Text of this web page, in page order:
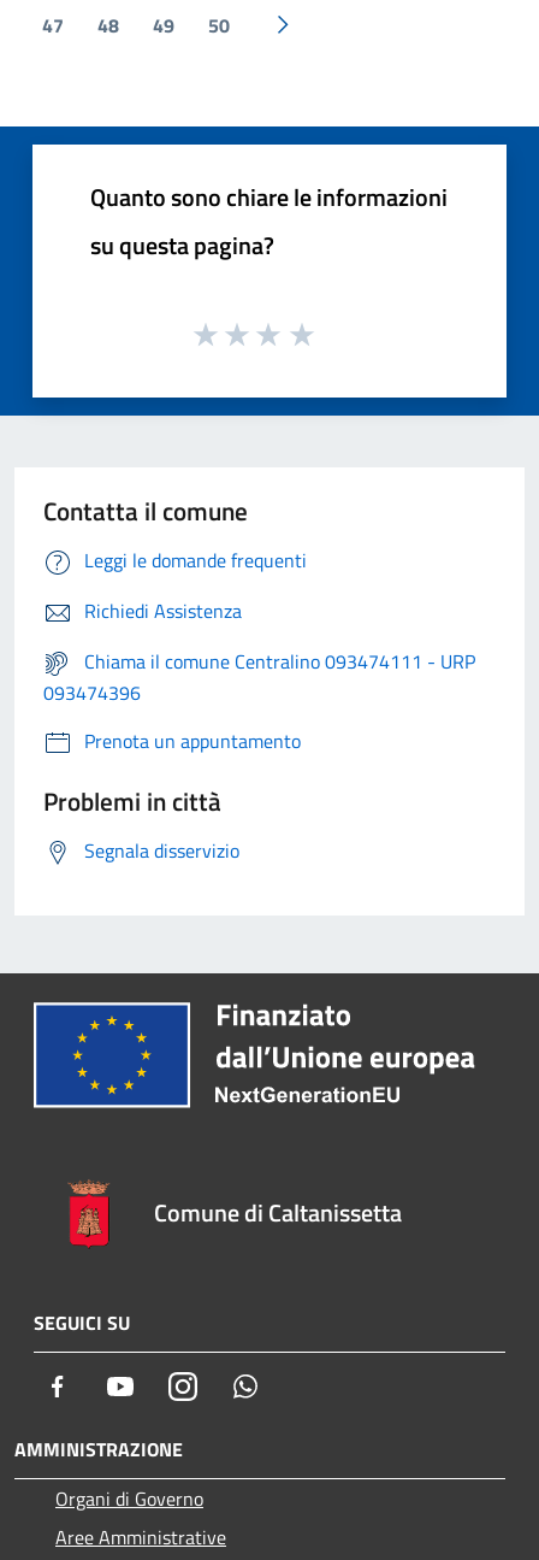
47 48 49 50 Pagina successiva
Quanto sono chiare le informazioni
su questa pagina?
Contatta il comune
Leggi le domande frequenti
Richiedi Assistenza
Chiama il comune Centralino 093474111 - URP
093474396
Prenota un appuntamento
Problemi in città
Segnala disservizio
Comune di Caltanissetta
SEGUICI SU
Facebook YoutubeInstagram
AMMINISTRAZIONE
Organi di Governo
Aree Amministrative